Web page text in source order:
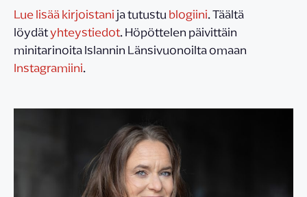
Lue lisää kirjoistanija tutustublogiini. Täältä
löydätyhteystiedot. Höpöttelen päivittäin
minitarinoita Islannin Länsivuonoilta omaan
Instagramiini.